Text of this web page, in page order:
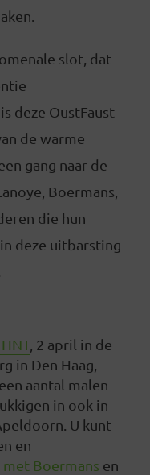
slot, dat
deze OustFaust
de warme
gang naar de
Boermans,
die hun
deze uitbarsting
, 2 april in de
in Den Haag,
aantal malen
in ook in
U kunt
en
met Boermans en